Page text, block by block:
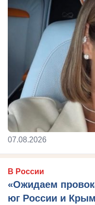
07.08.2026
В России
«Ожидаем
юг России и